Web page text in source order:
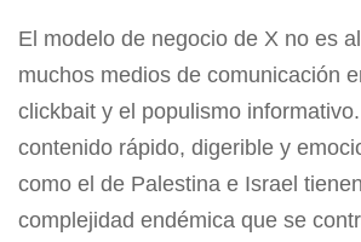
El modelo de negocio de X no es
muchos medios de comunicación
clickbait y el populismo
contenido rápido, digerible y
como el de Palestina e Israel
complejidad endémica que se